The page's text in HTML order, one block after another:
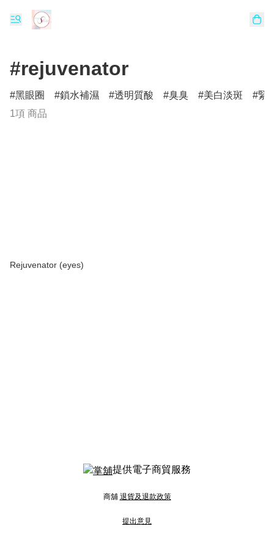
#rejuvenator
黑眼圈 鎖水補濕 透明質酸 臭臭 美白淡斑
緊
1項 商品
Rejuvenator (eyes)
提供電子商貿服務
商舖 退貨及退款政策
提出意見